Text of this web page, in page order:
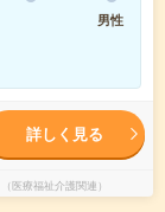
男性
詳しく見る
療福祉介護関連）